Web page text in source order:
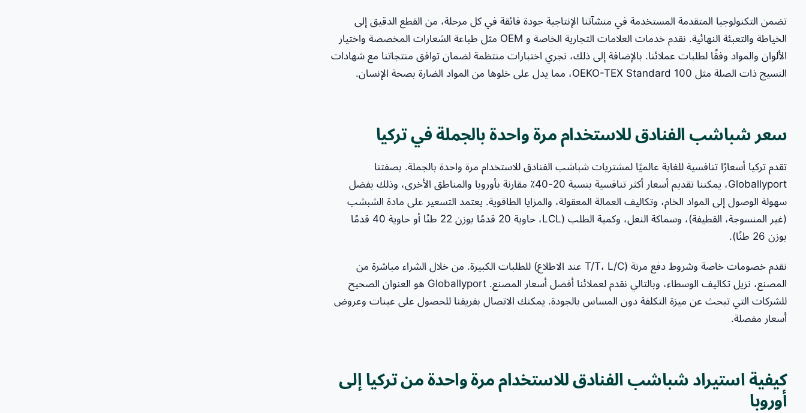
تضمن التكنولوجيا المتقدمة المستخدمة في منشآتنا الإنتاجية جودة فائقة في كل مرحلة، من القطع الدقيق إلى
الخياطة والتعبئة النهائية. نقدم خدمات العلامات التجارية الخاصة و OEM مثل طباعة الشعارات المخصصة واختيار
الألوان والمواد وفقًا لطلبات عملائنا. بالإضافة إلى ذلك، نجري اختبارات منتظمة لضمان توافق منتجاتنا مع شهادات
النسيج ذات الصلة مثل OEKO-TEX Standard 100، مما يدل على خلوها من المواد الضارة بصحة الإنسان.
سعر شباشب الفنادق للاستخدام مرة واحدة بالجملة في تركيا
تقدم تركيا أسعارًا تنافسية للغاية عالميًا لمشتريات شباشب الفنادق للاستخدام مرة واحدة بالجملة. بصفتنا
Globallyport، يمكننا تقديم أسعار أكثر تنافسية بنسبة 20-40٪ مقارنة بأوروبا والمناطق الأخرى، وذلك بفضل
سهولة الوصول إلى المواد الخام، وتكاليف العمالة المعقولة، والمزايا الطاقوية. يعتمد التسعير على مادة الشبشب
(غير المنسوجة، القطيفة)، وسماكة النعل، وكمية الطلب (LCL، حاوية 20 قدمًا بوزن 22 طنًا أو حاوية 40 قدمًا
بوزن 26 طنًا).
نقدم خصومات خاصة وشروط دفع مرنة (T/T، L/C عند الاطلاع) للطلبات الكبيرة. من خلال الشراء مباشرة من
المصنع، نزيل تكاليف الوسطاء، وبالتالي نقدم لعملائنا أفضل أسعار المصنع. Globallyport هو العنوان الصحيح
للشركات التي تبحث عن ميزة التكلفة دون المساس بالجودة. يمكنك الاتصال بفريقنا للحصول على عينات وعروض
أسعار مفصلة.
كيفية استيراد شباشب الفنادق للاستخدام مرة واحدة من تركيا إلى
أوروبا